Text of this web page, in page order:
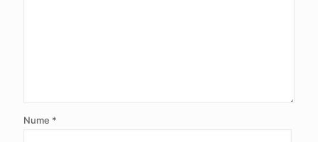
Nume *